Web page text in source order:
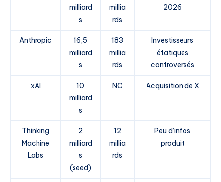
milliard
s
millia
rds
2026
Anthropic
16,5
milliard
s
183
millia
rds
Investisseurs
étatiques
controversés
xAI
10
milliard
s
NC Acquisition de X
Thinking
Machine
Labs
2
milliard
s
(seed)
12
millia
rds
Peu d’infos
produit